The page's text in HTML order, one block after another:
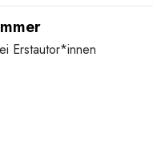
Erstautor*innen